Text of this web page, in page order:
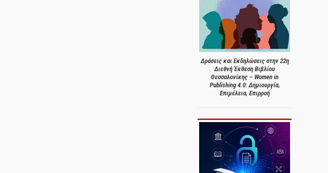
Δράσεις και Εκδηλώσεις στην 22η
Διεθνή Έκθεση Βιβλίου
Θεσσαλονίκης – Women in
Publishing 4.0: Δημιουργία,
Επιμέλεια, Επιρροή